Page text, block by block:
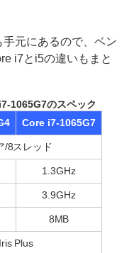
元にあるので、ベン
i7とi5の違いもまと
1065G7のスペック
Core i7-1065G7
/8スレッド
1.3GHz
3.9GHz
8MB
Iris Plus